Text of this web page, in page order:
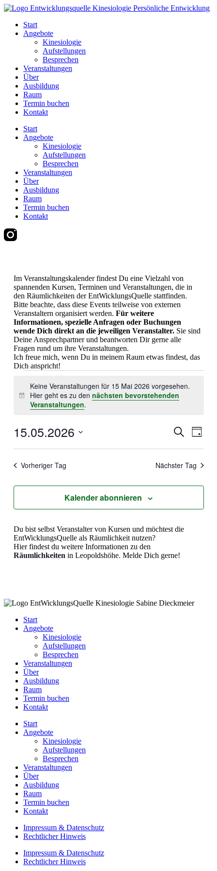
Zum
springenStart
Angebote
Kinesiologie
Aufstellungen
Besprechen
Veranstaltungen
Über
Ausbildung
Raum
Termin buchen
Kontakt
Start
Angebote
Kinesiologie
Aufstellungen
Besprechen
Veranstaltungen
Über
Ausbildung
Raum
Termin buchen
Kontakt
Im Veranstaltungskalender findest Du eine Vielzahl von
spannenden Kursen, Terminen und Veranstaltungen, die in
den Räumlichkeiten der EntWicklungsQuelle stattfinden.
Bitte beachte, dass diese Events teilweise von externen
Veranstaltern organisiert werden. Für weitere
Informationen, spezielle Anfragen oder Buchungen
wende Dich direkt an die jeweiligen Veranstalter.Sie sind
Deine Ansprechpartner und beantworten Dir gerne alle
Fragen rund um ihre Veranstaltungen.
Ich freue mich, wenn Du in meinem Raum etwas findest, das
Dich anspricht!
für
2026
Hinweis
Keine Veranstaltungen für 15 Mai 2026 vorgesehen.
Hier geht es zu den nächsten bevorstehenden
Veranstaltungen.
SucheTag
15.05.2026
Vorheriger Tag Nächster Tag
Kalender abonnieren
Du bist selbst Veranstalter von Kursen und möchtest die
EntWicklungsQuelle als Räumlichkeit nutzen?
Hier findest du weitere Informationen zu den
Räumlichkeiten in Leopoldshöhe. Melde Dich gerne!
Start
Angebote
Kinesiologie
Aufstellungen
Besprechen
Veranstaltungen
Über
Ausbildung
Raum
Termin buchen
Kontakt
Start
Angebote
Kinesiologie
Aufstellungen
Besprechen
Veranstaltungen
Über
Ausbildung
Raum
Termin buchen
Kontakt
Impressum & Datenschutz
Rechtlicher Hinweis
Impressum & Datenschutz
Rechtlicher Hinweis